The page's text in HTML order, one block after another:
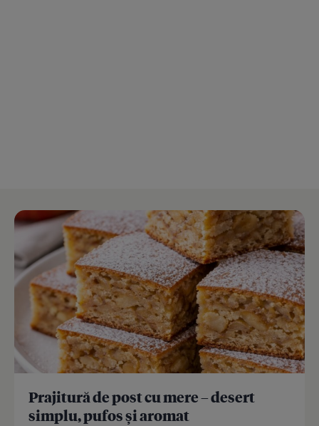
Prajitură de post cu mere – desert
simplu, pufos și aromat